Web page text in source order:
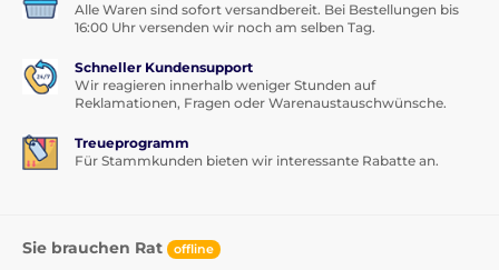
Alle Waren sind sofort versandbereit. Bei Bestellungen bis
16:00 Uhr versenden wir noch am selben Tag.
Schneller Kundensupport
Wir reagieren innerhalb weniger Stunden auf
Reklamationen, Fragen oder Warenaustauschwünsche.
Treueprogramm
Für Stammkunden bieten wir interessante Rabatte an.
Sie brauchen Rat offline